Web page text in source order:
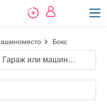
Бокс
Гараж или машиноместо